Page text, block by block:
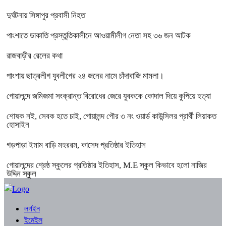
দুর্ঘটনায় সিঙ্গাপুর প্রবাসী নিহত
পাংশাতে ডাকাতি প্রস্তুতিকালীনে আওয়ামীলীগ নেতা সহ ৩৬ জন আটক
রাজবাড়ীর রেলের কথা
পাংশায় ছাত্রলীগ যুবলীগের ২৪ জনের নামে চাঁদাবাজি মামলা।
গোয়ালন্দে জমিজমা সংক্রান্ত বিরোধের জেরে যুবককে কোদাল দিয়ে কুপিয়ে হত্যা
শোষক নই, সেবক হতে চাই, গোয়ালন্দ পৌর ৩ নং ওয়ার্ড কাউন্সিলর প্রার্থী লিয়াকত
হোসাইন
গড়পাড়া ইমাম বাড়ি মহররম, কাসেদ প্রতিষ্ঠার ইতিহাস
গোয়ালন্দের শ্রেষ্ঠ স্কুলের প্রতিষ্ঠার ইতিহাস, M.E স্কুল কিভাবে হলো নাজির
উদ্দিন স্কুল
লগইন
ইমেইল